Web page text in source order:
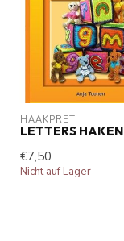
HAAKPRET
LETTERS HAKEN
€7,50
Nicht auf Lager